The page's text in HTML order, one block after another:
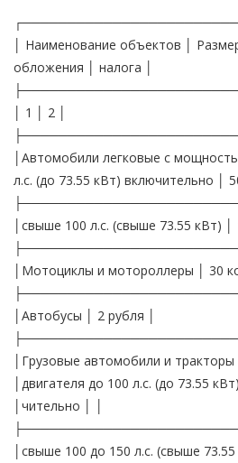
│ Наименование объектов │
обложения │ налога │
│ 1 │ 2 │
│Автомобили легковые с
л.с. (до 73.55 кВт) включительно │
│свыше 100 л.с. (свыше 73.55 кВт) │
│Мотоциклы и мотороллеры │ 30
│Автобусы │ 2 рубля │
│Грузовые автомобили и
│двигателя до 100 л.с. (до 73.55
│чительно │ │
│свыше 100 до 150 л.с. (свыше